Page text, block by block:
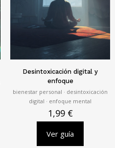
Desintoxicación digital y
enfoque
bienestar personal · desintoxicación
digital · enfoque mental
1,99 €
Ver guía